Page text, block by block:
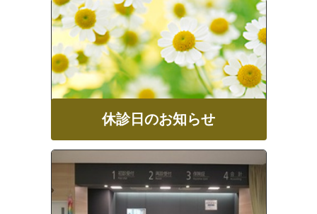
休診日のお知らせ